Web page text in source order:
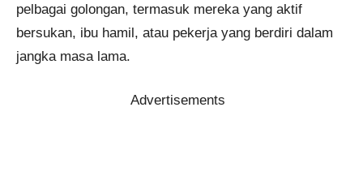
pelbagai golongan, termasuk mereka yang aktif
bersukan, ibu hamil, atau pekerja yang berdiri dalam
jangka masa lama.
Advertisements